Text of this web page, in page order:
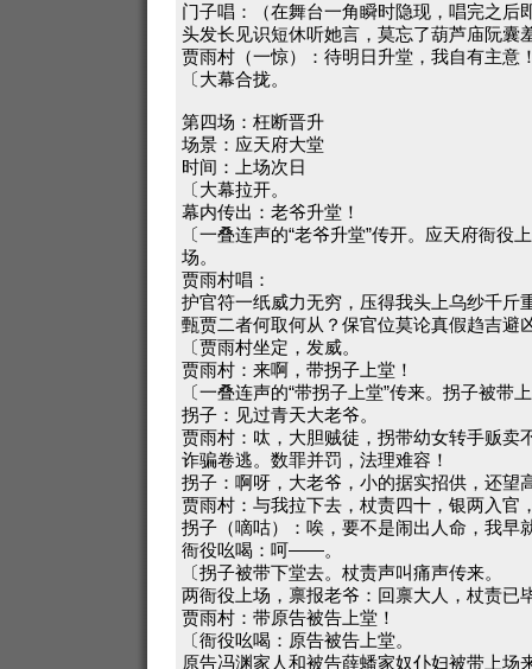
门子唱：（在舞台一角瞬时隐现，唱完之后
头发长见识短休听她言，莫忘了葫芦庙阮囊
贾雨村（一惊）：待明日升堂，我自有主意
〔大幕合拢。
第四场：枉断晋升
场景：应天府大堂
时间：上场次日
〔大幕拉开。
幕内传出：老爷升堂！
〔一叠连声的“老爷升堂”传开。应天府衙役
场。
贾雨村唱：
护官符一纸威力无穷，压得我头上乌纱千斤
甄贾二者何取何从？保官位莫论真假趋吉避
〔贾雨村坐定，发威。
贾雨村：来啊，带拐子上堂！
〔一叠连声的“带拐子上堂”传来。拐子被带
拐子：见过青天大老爷。
贾雨村：呔，大胆贼徒，拐带幼女转手贩卖
诈骗卷逃。数罪并罚，法理难容！
拐子：啊呀，大老爷，小的据实招供，还望
贾雨村：与我拉下去，杖责四十，银两入官
拐子（嘀咕）：唉，要不是闹出人命，我早
衙役吆喝：呵——。
〔拐子被带下堂去。杖责声叫痛声传来。
两衙役上场，禀报老爷：回禀大人，杖责已
贾雨村：带原告被告上堂！
〔衙役吆喝：原告被告上堂。
原告冯渊家人和被告薛蟠家奴仆妇被带上场